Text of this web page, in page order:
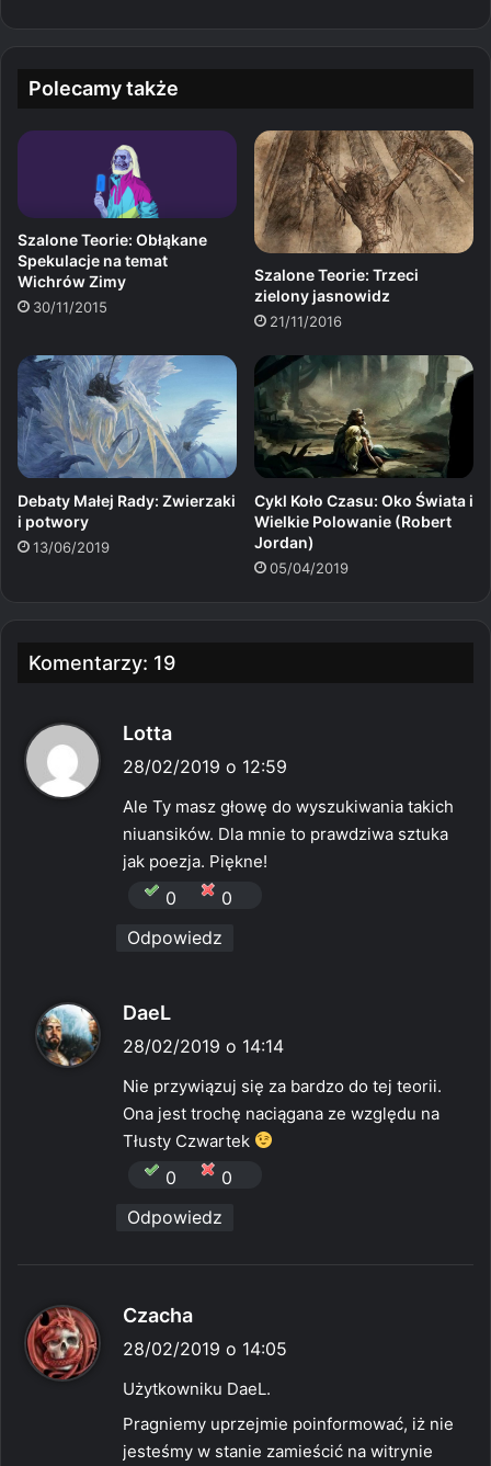
Polecamy także
Szalone Teorie: Obłąkane
Spekulacje na temat
Wichrów Zimy
30/11/2015
Szalone Teorie: Trzeci
zielony jasnowidz
21/11/2016
Debaty Małej Rady: Zwierzaki
i potwory
13/06/2019
Cykl Koło Czasu: Oko Świata i
Wielkie Polowanie (Robert
Jordan)
05/04/2019
Komentarzy: 19
Lotta
i
z
e
28/02/2019 o 12:59
Ale Ty masz głowę do wyszukiwania takich
niuansików. Dla mnie to prawdziwa sztuka
jak poezja. Piękne!
0
0
Odpowiedz
DaeL
i
z
e
28/02/2019 o 14:14
Nie przywiązuj się za bardzo do tej teorii.
Ona jest trochę naciągana ze względu na
Tłusty Czwartek
0
0
Odpowiedz
Czacha
i
e
28/02/2019 o 14:05
Użytkowniku DaeL.
Pragniemy uprzejmie poinformować, iż nie
jesteśmy w stanie zamieścić na witrynie